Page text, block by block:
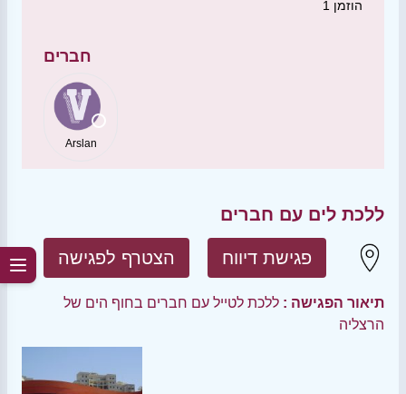
1 הוזמן
חברים
Arslan
ללכת לים עם חברים
הצטרף לפגישה פגישת דיווח
תיאור הפגישה : ללכת לטייל עם חברים בחוף הים של
הרצליה